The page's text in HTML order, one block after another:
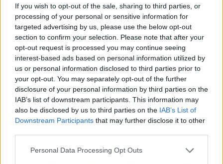
If you wish to opt-out of the sale, sharing to third parties, or
processing of your personal or sensitive information for
targeted advertising by us, please use the below opt-out
section to confirm your selection. Please note that after your
opt-out request is processed you may continue seeing
interest-based ads based on personal information utilized by
us or personal information disclosed to third parties prior to
your opt-out. You may separately opt-out of the further
disclosure of your personal information by third parties on the
IAB’s list of downstream participants. This information may
also be disclosed by us to third parties on the IAB’s List of
Downstream Participants that may further disclose it to other
Personal Data Processing Opt Outs
Κωδικός προϊόντος: Μ/Δ
Κατηγορίες: Jaguar, ΕΙΔΗ ΚΟΜΜΩΤΗΡΙΟΥ, Εργαλεία - Tools
ΕΤΑΙΡΕΙΕΣ, Κουρευτικές Μηχανές - Ψαλίδια
Share